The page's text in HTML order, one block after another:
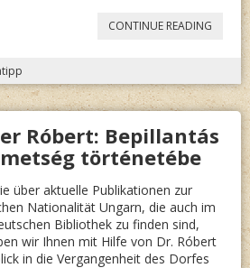
CONTINUE READING
KISARI
Róbert: Bepillantás
történetébe
über aktuelle Publikationen zur
Nationalität Ungarn, die auch im
Bibliothek zu finden sind,
wir Ihnen mit Hilfe von Dr. Róbert
in die Vergangenheit des Dorfes